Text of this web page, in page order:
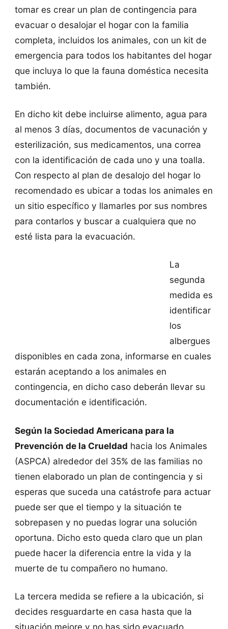
tomar es crear un plan de contingencia para
evacuar o desalojar el hogar con la familia
completa, incluidos los animales, con un kit de
emergencia para todos los habitantes del hogar
que incluya lo que la fauna doméstica necesita
también.
En dicho kit debe incluirse alimento, agua para
al menos 3 días, documentos de vacunación y
esterilización, sus medicamentos, una correa
con la identificación de cada uno y una toalla.
Con respecto al plan de desalojo del hogar lo
recomendado es ubicar a todas los animales en
un sitio específico y llamarles por sus nombres
para contarlos y buscar a cualquiera que no
esté lista para la evacuación.
La
segunda
medida es
identificar
los
albergues
disponibles en cada zona, informarse en cuales
estarán aceptando a los animales en
contingencia, en dicho caso deberán llevar su
documentación e identificación.
Según la Sociedad Americana para la
Prevención de la Crueldad hacia los Animales
(ASPCA) alrededor del 35% de las familias no
tienen elaborado un plan de contingencia y si
esperas que suceda una catástrofe para actuar
puede ser que el tiempo y la situación te
sobrepasen y no puedas lograr una solución
oportuna. Dicho esto queda claro que un plan
puede hacer la diferencia entre la vida y la
muerte de tu compañero no humano.
La tercera medida se refiere a la ubicación, si
decides resguardarte en casa hasta que la
situación mejore y no has sido evacuado,